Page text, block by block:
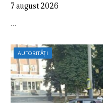
7 august 2026
…
AUTORITĂȚI